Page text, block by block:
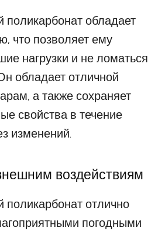
обладает
что позволяет ему
нагрузки и не ломаться
обладает отличной
а также сохраняет
свойства в течение
изменений.
воздействиям
отлично
погодными